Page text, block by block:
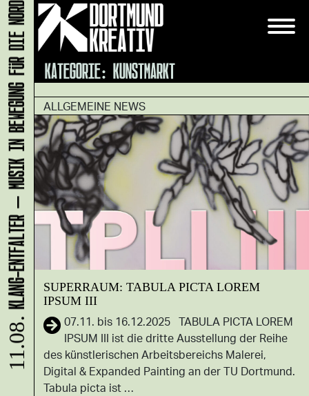
KATEGORIE: KUNSTMARKT
ALLGEMEINE NEWS
SUPERRAUM: TABULA PICTA LOREM
IPSUM III
07.11. bis 16.12.2025 TABULA PICTA LOREM
IPSUM III ist die dritte Ausstellung der Reihe
des künstlerischen Arbeitsbereichs Malerei,
Digital & Expanded Painting an der TU Dortmund.
Tabula picta ist …
11.08.
KLANG-ENTFALTER – MUSIK IN BEWEGUNG FÜR DIE NORDSTADT